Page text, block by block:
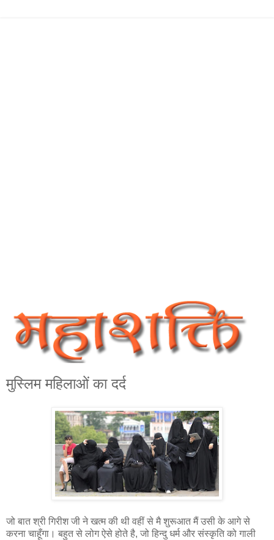
मुस्लिम महिलाओं का दर्द
जो बात श्री गिरीश जी ने खत्म की थी वहीं से मै शुरूआत मैं उसी के आगे से
करना चाहूँगा। बहुत से लोग ऐसे होते है, जो हिन्दु धर्म और संस्कृति को गाली